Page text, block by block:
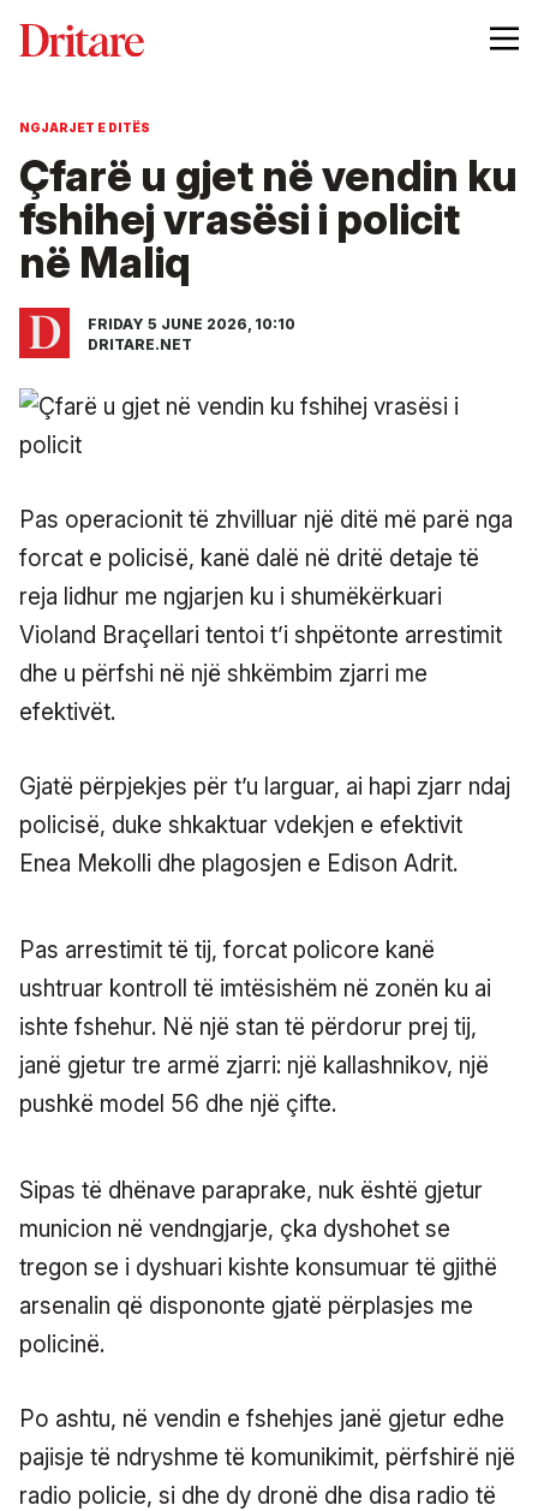
NGJARJET E DITËS
Çfarë u gjet në vendin ku
fshihej vrasësi i policit
në Maliq
FRIDAY 5 JUNE 2026, 10:10
DRITARE.NET
Pas operacionit të zhvilluar një ditë më parë nga
forcat e policisë, kanë dalë në dritë detaje të
reja lidhur me ngjarjen ku i shumëkërkuari
Violand Braçellari tentoi t’i shpëtonte arrestimit
dhe u përfshi në një shkëmbim zjarri me
efektivët.
Gjatë përpjekjes për t’u larguar, ai hapi zjarr ndaj
policisë, duke shkaktuar vdekjen e efektivit
Enea Mekolli dhe plagosjen e Edison Adrit.
Pas arrestimit të tij, forcat policore kanë
ushtruar kontroll të imtësishëm në zonën ku ai
ishte fshehur. Në një stan të përdorur prej tij,
janë gjetur tre armë zjarri: një kallashnikov, një
pushkë model 56 dhe një çifte.
Sipas të dhënave paraprake, nuk është gjetur
municion në vendngjarje, çka dyshohet se
tregon se i dyshuari kishte konsumuar të gjithë
arsenalin që dispononte gjatë përplasjes me
policinë.
Po ashtu, në vendin e fshehjes janë gjetur edhe
pajisje të ndryshme të komunikimit, përfshirë një
radio policie, si dhe dy dronë dhe disa radio të